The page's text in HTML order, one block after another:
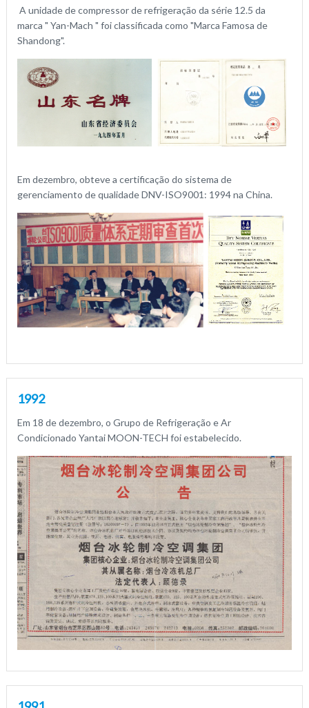
A unidade de compressor de refrigeração da série 12.5 da
marca " Yan-Mach " foi classificada como "Marca Famosa de
Shandong".
Em dezembro, obteve a certificação do sistema de
gerenciamento de qualidade DNV-ISO9001: 1994 na China.
1992
Em 18 de dezembro, o Grupo de Refrigeração e Ar
Condicionado Yantai MOON-TECH foi estabelecido.